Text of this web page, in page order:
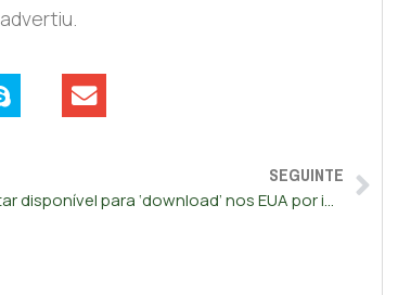
SEGUINTE
TikTok volta a estar disponível para ‘download’ nos EUA por iniciativa de Trump